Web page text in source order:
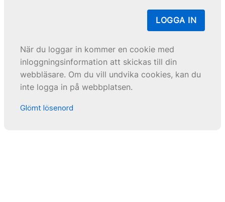
LOGGA IN
När du loggar in kommer en cookie med
inloggningsinformation att skickas till din
webbläsare. Om du vill undvika cookies, kan du
inte logga in på webbplatsen.
Glömt lösenord